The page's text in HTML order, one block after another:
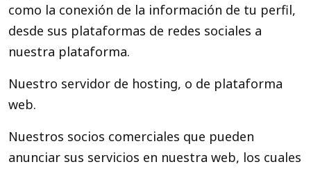
como la conexión de la información de tu perfil,
desde sus plataformas de redes sociales a
nuestra plataforma.
Nuestro servidor de hosting, o de plataforma
web.
Nuestros socios comerciales que pueden
anunciar sus servicios en nuestra web, los cuales